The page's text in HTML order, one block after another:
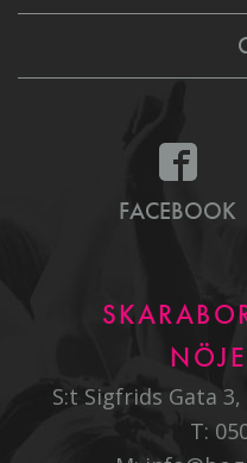
FACEBOOK
S:t Sigfrids Gata 3,
T: